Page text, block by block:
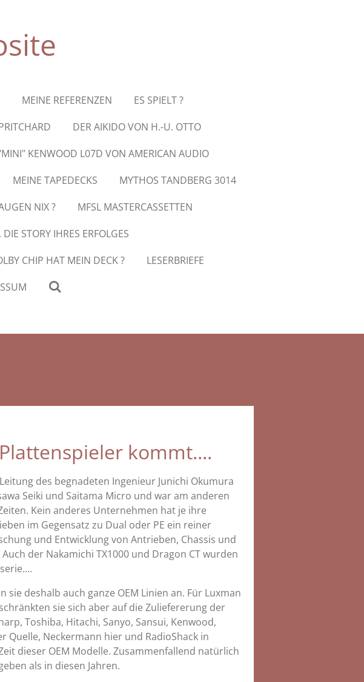
MEINE REFERENZEN
ES SPIELT ?
DER AIKIDO VON H.-U. OTTO
KENWOOD L07D VON AMERICAN AUDIO
MEINE TAPEDECKS
MYTHOS TANDBERG 3014
NIX ?
MFSL MASTERCASSETTEN
DIE STORY IHRES ERFOLGES
CHIP HAT MEIN DECK ?
LESERBRIEFE
kommt....
des begnadeten Ingenieur Junichi Okumura
Seiki und Saitama Micro und war am anderen
Kein anderes Unternehmen hat je ihre
im Gegensatz zu Dual oder PE ein reiner
und Entwicklung von Antrieben, Chassis und
der Nakamichi TX1000 und Dragon CT wurden
deshalb auch ganze OEM Linien an. Für Luxman
sie sich aber auf die Zuliefererung der
Toshiba, Hitachi, Sanyo, Sansui, Kenwood,
Quelle, Neckermann hier und RadioShack in
dieser OEM Modelle. Zusammenfallend natürlich
als in diesen Jahren.